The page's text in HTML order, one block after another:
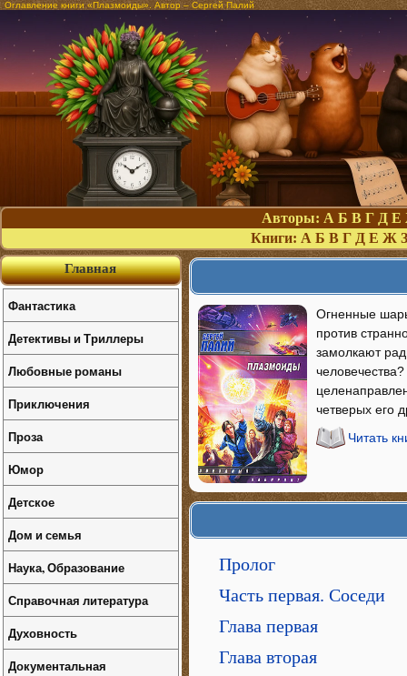
Оглавление книги «Плазмоиды». Автор – Сергей Палий
Авторы: А Б В Г Д Е
Книги: А Б В Г Д Е Ж З
Огненные
против
замолкают
четверых его
Читать
Пролог
Часть первая. Соседи
Глава первая
Глава вторая
Главная
Фантастика
Детективы и Триллеры
Любовные романы
Приключения
Проза
Юмор
Детское
Дом и семья
Наука, Образование
Справочная литература
Духовность
Документальная